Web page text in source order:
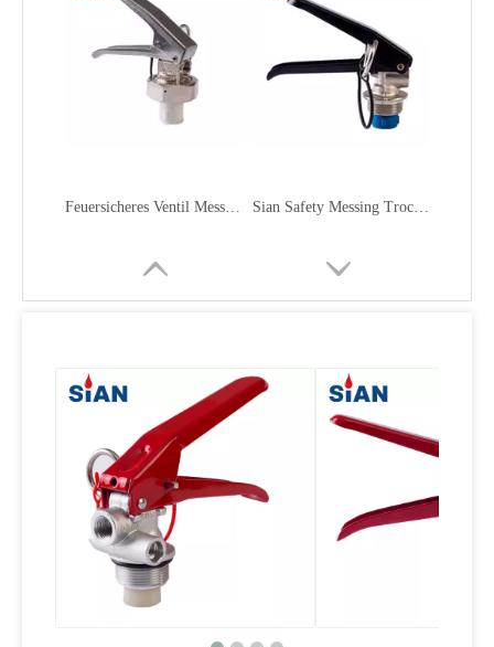
Bester Verkaufs-sicherer Trockenpulver-Feuerlöscher-Messing-Kupfer-Ventil Zuverlässiges Messing-Kupferlegierungsventil für Trockenpulver-Feuerlöscher